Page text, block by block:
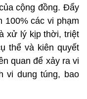
cộng đồng. Đẩy
100% các vi phạm
xử lý kịp thời, triệt
thể và kiên quyết
quan để xảy ra vi
vi dung túng, bao